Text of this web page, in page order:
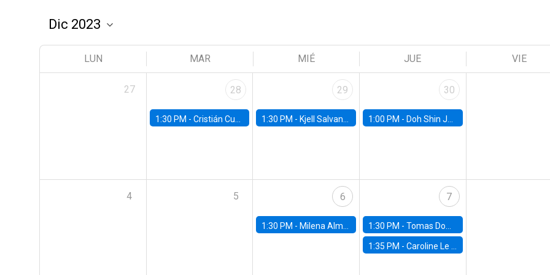
LUN MAR MIÉ JUE VIE
27 28
1:30 PM - Cristián Cuevas, Universidad de Los Andes
29
1:30 PM - Kjell Salvanes, Norwegian School of Economics
30
1:00 PM - Doh Shin Jeon, Toulouse School of Economics
4 5 6
1:30 PM - Milena Almagro, University of ChicagoChicago Booth School of Business
7
1:30 PM -Tomas Dominguez-Iino, Chicago Booth School of Business
1:35 PM -Caroline Le Pennec, HEC Montréal